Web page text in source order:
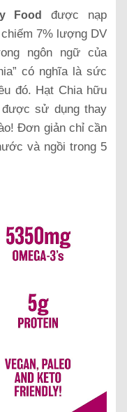
Food
được nạp
7% lượng DV
ngôn ngữ của
có nghĩa là sức
đó. Hạt Chia hữu
sử dụng thay
Đơn giản chỉ cần
và ngồi trong 5